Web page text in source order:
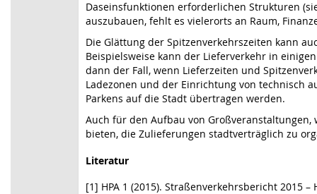
Daseinsfunktionen erforderlichen Strukturen
auszubauen, fehlt es vielerorts an Raum,
Die Glättung der Spitzenverkehrszeiten kann
Beispielsweise kann der Lieferverkehr in
dann der Fall, wenn Lieferzeiten und
Ladezonen und der Einrichtung von technisch
Parkens auf die Stadt übertragen werden.
Auch für den Aufbau von
bieten, die Zulieferungen stadtverträglich zu
Literatur
[1] HPA 1 (2015). Straßenverkehrsbericht 2015